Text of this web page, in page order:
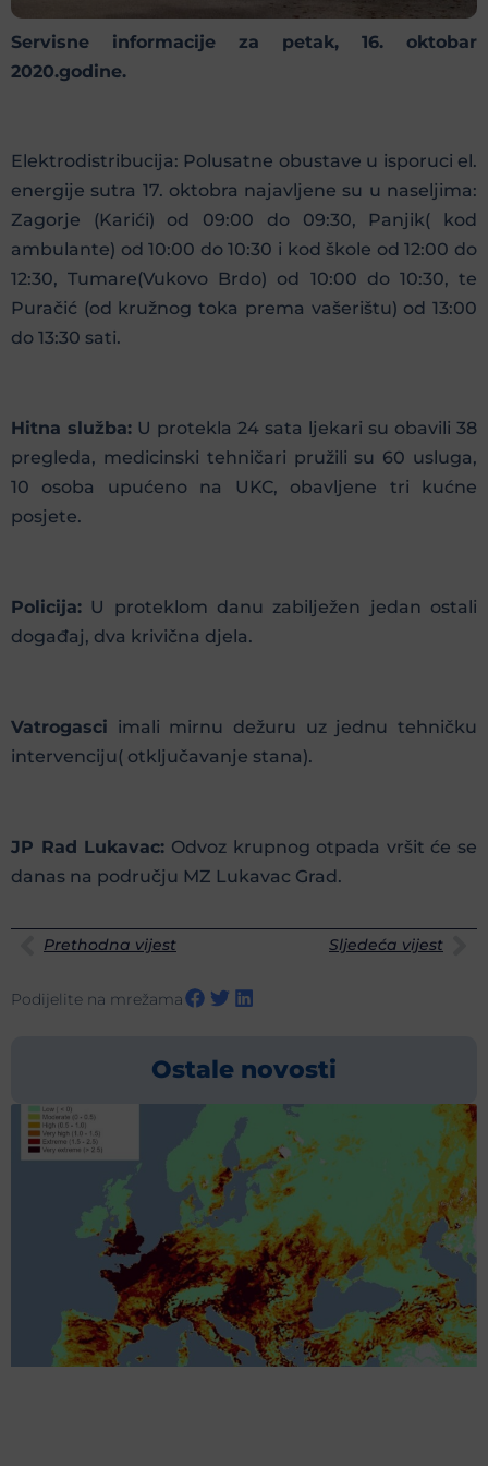
Servisne informacije za petak, 16. oktobar
2020.godine.
Elektrodistribucija: Polusatne obustave u isporuci el.
energije sutra 17. oktobra najavljene su u naseljima:
Zagorje (Karići) od 09:00 do 09:30, Panjik( kod
ambulante) od 10:00 do 10:30 i kod škole od 12:00 do
12:30, Tumare(Vukovo Brdo) od 10:00 do 10:30, te
Puračić (od kružnog toka prema vašerištu) od 13:00
do 13:30 sati.
Hitna služba: U protekla 24 sata ljekari su obavili 38
pregleda, medicinski tehničari pružili su 60 usluga,
10 osoba upućeno na UKC, obavljene tri kućne
posjete.
Policija: U proteklom danu zabilježen jedan ostali
događaj, dva krivična djela.
Vatrogasci imali mirnu dežuru uz jednu tehničku
intervenciju( otključavanje stana).
JP Rad Lukavac: Odvoz krupnog otpada vršit će se
danas na području MZ Lukavac Grad.
Prethodna vijest Sljedeća vijest
Podijelite na mrežama
Ostale novosti